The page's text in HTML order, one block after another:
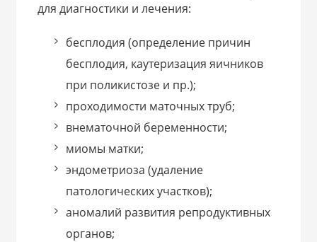
для диагностики и лечения:
бесплодия (определение причин
бесплодия, каутеризация яичников
при поликистозе и пр.);
проходимости маточных труб;
внематочной беременности;
миомы матки;
эндометриоза (удаление
патологических участков);
аномалий развития репродуктивных
органов;